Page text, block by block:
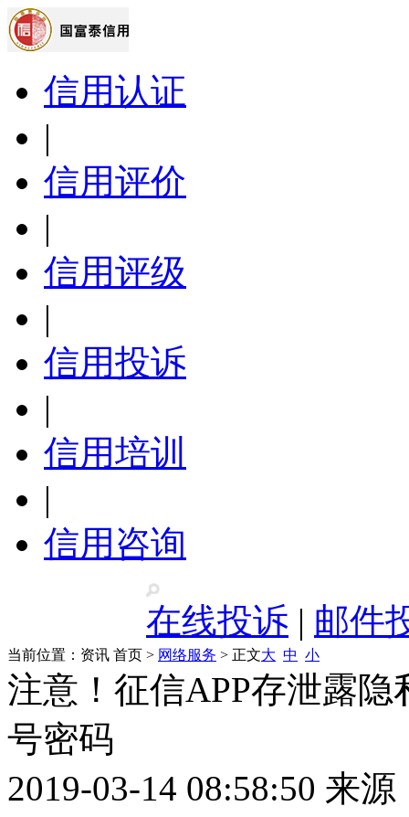
信用认证
|
信用评价
|
信用评级
|
信用投诉
|
信用培训
|
信用咨询
在线投诉 | 邮件
当前位置： 资讯 首页 > 网络服务 > 正文大 中 小
注意！征信APP存泄露
号密码
2019-03-14 08:58:50 来